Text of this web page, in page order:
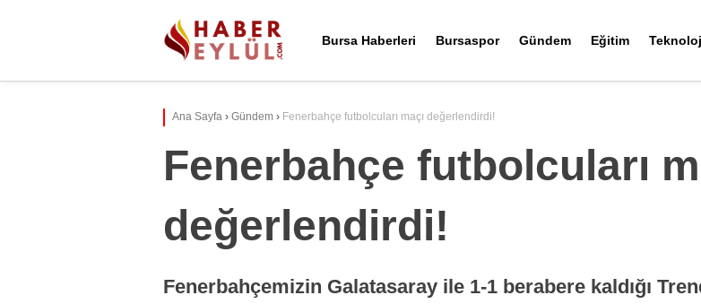
Bursa Haberleri Bursaspor Gündem Eğitim
Ana Sayfa › Gündem › Fenerbahçe futbolcuları maçı değerlendirdi!
Fenerbahçe futbolcuları
değerlendirdi!
Fenerbahçemizin Galatasaray ile 1-1 berabere kaldığı